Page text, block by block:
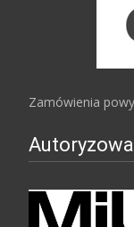
Zamówienia